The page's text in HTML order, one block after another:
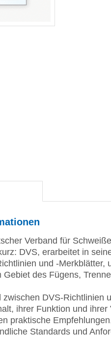
Verband für
DVS, erarbeitet in
und -Merkblätter,
Gebiet des Fügens,
zwischen DVS-Richtlinien
ihrer Funktion und
praktische
Standards und